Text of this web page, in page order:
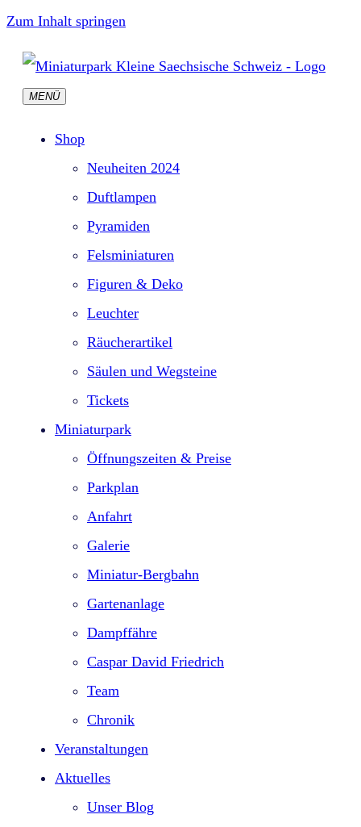
Zum Inhalt springen
MENÜ
Shop
Neuheiten 2024
Duftlampen
Pyramiden
Felsminiaturen
Figuren & Deko
Leuchter
Räucherartikel
Säulen und Wegsteine
Tickets
Miniaturpark
Öffnungszeiten & Preise
Parkplan
Anfahrt
Galerie
Miniatur-Bergbahn
Gartenanlage
Dampffähre
Caspar David Friedrich
Team
Chronik
Veranstaltungen
Aktuelles
Unser Blog